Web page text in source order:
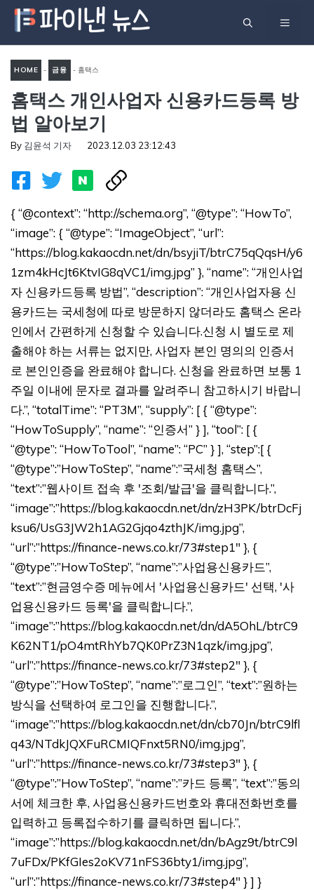
츠
기
메
HOME - 금융 - 홈택스
개인사업자 신용카드등록 방
법 알아보기
홈택스 개인사업자 신용카드등록 방
법 알아보기
By 김윤석 기자 2023.12.03 23:12:43
{ “@context”: “http://schema.org”, “@type”: “HowTo”,
“image”: { “@type”: “ImageObject”, “url”:
“https://blog.kakaocdn.net/dn/bsyjiT/btrC75qQqsH/y6
1zm4kHcJt6KtvIG8qVC1/img.jpg” }, “name”: “개인사업
자 신용카드등록 방법”, “description”: “개인사업자용 신
용카드는 국세청에 따로 방문하지 않더라도 홈택스 온라
인에서 간편하게 신청할 수 있습니다.신청 시 별도로 제
출해야 하는 서류는 없지만, 사업자 본인 명의의 인증서
로 본인인증을 완료해야 합니다. 신청을 완료하면 보통 1
주일 이내에 문자로 결과를 알려주니 참고하시기 바랍니
다.”, “totalTime”: “PT3M”, “supply”: [ { “@type”:
“HowToSupply”, “name”: “인증서” } ], “tool”: [ {
“@type”: “HowToTool”, “name”: “PC” } ], “step”:[ {
“@type”:”HowToStep”, “name”:”국세청 홈택스”,
“text”:”웹사이트 접속 후 '조회/발급'을 클릭합니다.”,
“image”:”https://blog.kakaocdn.net/dn/zH3PK/btrDcFj
ksu6/UsG3JW2h1AG2Gjqo4zthJK/img.jpg”,
“url”:”https://finance-news.co.kr/73#step1″ }, {
“@type”:”HowToStep”, “name”:”사업용신용카드”,
“text”:”현금영수증 메뉴에서 '사업용신용카드' 선택, '사
업용신용카드 등록'을 클릭합니다.”,
“image”:”https://blog.kakaocdn.net/dn/dA5OhL/btrC9
K62NT1/pO4mtRhYb7QK0PrZ3N1qzk/img.jpg”,
“url”:”https://finance-news.co.kr/73#step2″ }, {
“@type”:”HowToStep”, “name”:”로그인”, “text”:”원하는
방식을 선택하여 로그인을 진행합니다.”,
“image”:”https://blog.kakaocdn.net/dn/cb70Jn/btrC9lfl
q43/NTdkJQXFuRCMIQFnxt5RN0/img.jpg”,
“url”:”https://finance-news.co.kr/73#step3″ }, {
“@type”:”HowToStep”, “name”:”카드 등록”, “text”:”동의
서에 체크한 후, 사업용신용카드번호와 휴대전화번호를
입력하고 등록접수하기를 클릭하면 됩니다.”,
“image”:”https://blog.kakaocdn.net/dn/bAgz9t/btrC9l
7uFDx/PKfGIes2oKV71nFS36bty1/img.jpg”,
“url”:”https://finance-news.co.kr/73#step4″ } ] }